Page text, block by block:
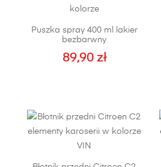
Puszka spray 400 ml lakier
bezbarwny
89,90 zł